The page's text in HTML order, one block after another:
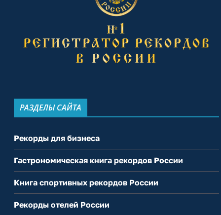
РАЗДЕЛЫ САЙТА
Рекорды для бизнеса
Гастрономическая книга рекордов России
Книга спортивных рекордов России
Рекорды отелей России